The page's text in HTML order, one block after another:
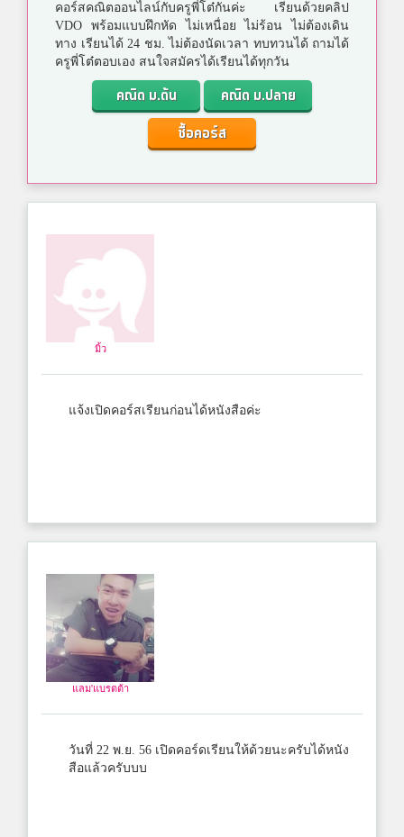
คอร์สคณิตออนไลน์กับครูพี่โต๋กันค่ะ เรียนด้วยคลิป
VDO พร้อมแบบฝึกหัด ไม่เหนื่อย ไม่ร้อน ไม่ต้องเดิน
ทาง เรียนได้ 24 ชม. ไม่ต้องนัดเวลา ทบทวนได้ ถามได้
ครูพี่โต๋ตอบเอง สนใจสมัครได้เรียนได้ทุกวัน
คณิต ม.ต้น
คณิต ม.ปลาย
ซื้อคอร์ส
มิ้ว
แจ้งเปิดคอร์สเรียนก่อนได้หนังสือค่ะ
แลม'แบรตต้า
วันที่ 22 พ.ย. 56 เปิดคอร์ดเรียนให้ด้วยนะครับได้หนัง
สือแล้วครับบบ